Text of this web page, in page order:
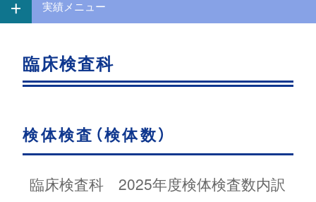
実績メニュー
臨床検査科
検体検査（検体数）